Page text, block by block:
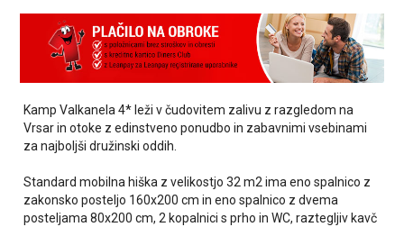
Kamp Valkanela 4* leži v čudovitem zalivu z razgledom na
Vrsar in otoke z edinstveno ponudbo in zabavnimi vsebinami
za najboljši družinski oddih.
Standard mobilna hiška z velikostjo 32 m2 ima eno spalnico z
zakonsko posteljo 160x200 cm in eno spalnico z dvema
posteljama 80x200 cm, 2 kopalnici s prho in WC, raztegljiv kavč